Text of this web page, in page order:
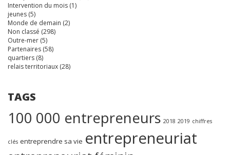
Intervention du mois (1)
jeunes (5)
Monde de demain (2)
Non classé (298)
Outre-mer (5)
Partenaires (58)
quartiers (8)
relais territoriaux (28)
TAGS
100 000 entrepreneurs 2018 2019 chiffres
clés entreprendre sa vie entrepreneuriat